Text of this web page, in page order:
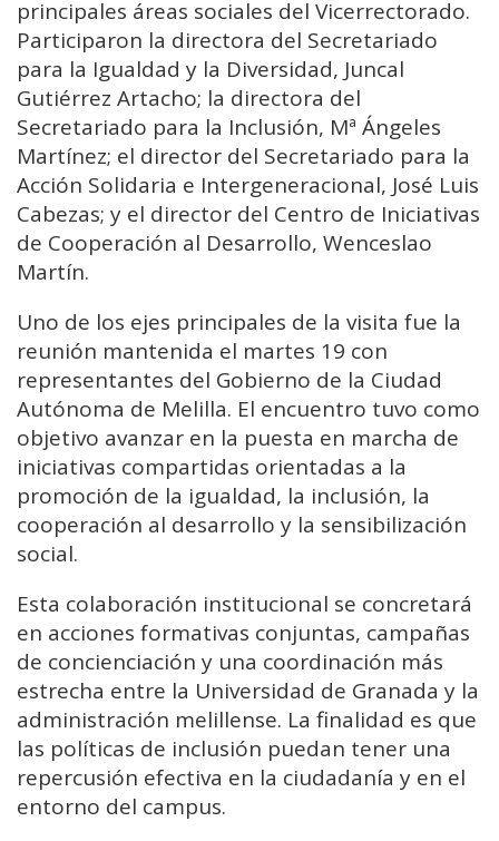
principales áreas sociales del Vicerrectorado.
Participaron la directora del Secretariado
para la Igualdad y la Diversidad, Juncal
Gutiérrez Artacho; la directora del
Secretariado para la Inclusión, Mª Ángeles
Martínez; el director del Secretariado para la
Acción Solidaria e Intergeneracional, José Luis
Cabezas; y el director del Centro de Iniciativas
de Cooperación al Desarrollo, Wenceslao
Martín.
Uno de los ejes principales de la visita fue la
reunión mantenida el martes 19 con
representantes del Gobierno de la Ciudad
Autónoma de Melilla. El encuentro tuvo como
objetivo avanzar en la puesta en marcha de
iniciativas compartidas orientadas a la
promoción de la igualdad, la inclusión, la
cooperación al desarrollo y la sensibilización
social.
Esta colaboración institucional se concretará
en acciones formativas conjuntas, campañas
de concienciación y una coordinación más
estrecha entre la Universidad de Granada y la
administración melillense. La finalidad es que
las políticas de inclusión puedan tener una
repercusión efectiva en la ciudadanía y en el
entorno del campus.